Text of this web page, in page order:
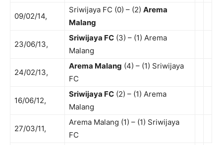
09/02/14,
Sriwijaya FC (0) – (2) Arema
Malang
23/06/13,
Sriwijaya FC (3) – (1) Arema
Malang
24/02/13,
Arema Malang (4) – (1) Sriwijaya
FC
16/06/12,
Sriwijaya FC (2) – (1) Arema
Malang
27/03/11,
Arema Malang (1) – (1) Sriwijaya
FC